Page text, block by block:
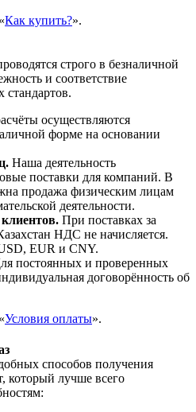
Как купить?».
строго в безналичной
и соответствие
стандартов.
осуществляются
форме на основании
Наша деятельность
поставки для компаний. В
продажа физическим лицам
деятельности.
При поставках за
НДС не начисляется.
EUR и CNY.
постоянных и проверенных
договорённость об
Условия оплаты».
способов получения
который лучше всего